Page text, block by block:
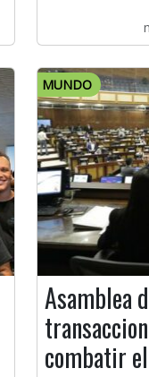
MUNDO
Asamblea
combatir